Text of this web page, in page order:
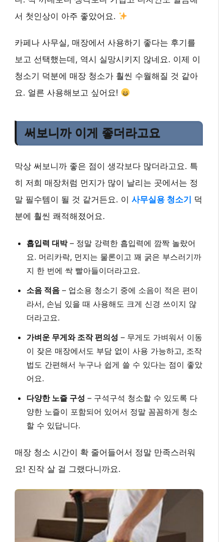
서 첫인상이 아주 좋았어요.
카페나 사무실, 매장에서 사용하기 좋다는 후기를
보고 선택했는데, 역시 실망시키지 않네요. 이제 이
청소기 덕분에 매장 청소가 훨씬 수월해질 것 같아
요. 얼른 사용해보고 싶어요!
써보니까 이게 좋더라고요
막상 써보니까 좋은 점이 생각보다 많더라고요. 특
히 저희 매장처럼 먼지가 많이 날리는 곳에서는 정
말 필수템이 될 것 같거든요. 이 사무실용 청소기
덕
분에 훨씬 쾌적해졌어요.
흡입력 대박– 정말 강력한 흡입력에 깜짝 놀랐어
요. 머리카락, 먼지는 물론이고 꽤 굵은 부스러기까
지 한 번에 싹 빨아들이더라고요.
소음 적음 – 업소용 청소기 중에 소음이 적은 편이
라서, 손님 있을 때 사용해도 크게 신경 쓰이지 않
더라고요.
가벼운 무게와 조작 편의성 – 무게도 가벼워서 이동
이 잦은 매장에서도 부담 없이 사용 가능하고, 조작
법도 간편해서 누구나 쉽게 쓸 수 있다는 점이 좋았
어요.
다양한 노즐 구성 – 구석구석 청소할 수 있도록 다
양한 노즐이 포함되어 있어서 정말 꼼꼼하게 청소
할 수 있답니다.
매장 청소 시간이 확 줄어들어서 정말 만족스러워
요! 진작 살 걸 그랬다니까요.